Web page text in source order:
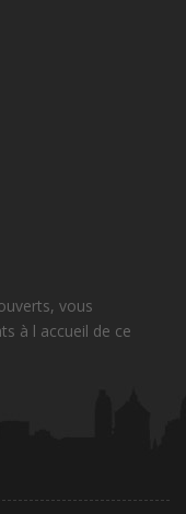
vous
à l accueil de ce